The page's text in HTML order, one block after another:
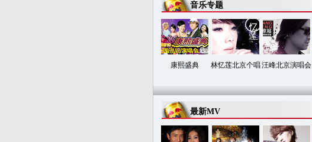
音乐专题
康熙盛典 林忆莲北京个唱汪峰北京演唱会
最新MV